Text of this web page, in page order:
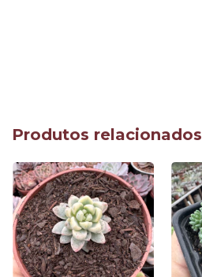
Produtos relacionados